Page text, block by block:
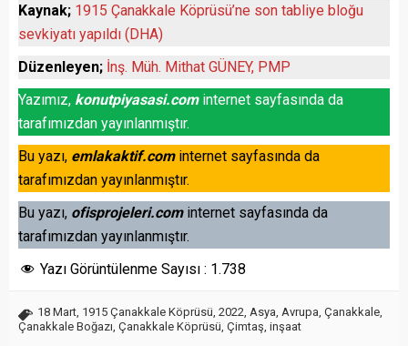
Kaynak; 1915 Çanakkale Köprüsü’ne son tabliye bloğu
sevkiyatı yapıldı (DHA)
Düzenleyen; İnş. Müh. Mithat GÜNEY, PMP
Yazımız, konutpiyasasi.cominternet sayfasında da
tarafımızdan yayınlanmıştır.
Bu yazı, emlakaktif.cominternet sayfasında da
tarafımızdan yayınlanmıştır.
Bu yazı, ofisprojeleri.cominternet sayfasında da
tarafımızdan yayınlanmıştır.
Yazı Görüntülenme Sayısı : 1.738
18 Mart 1915 Çanakkale Köprüsü 2022 Asya Avrupa Çanakkale
Çanakkale Boğazı Çanakkale Köprüsü Çimtaş inşaat